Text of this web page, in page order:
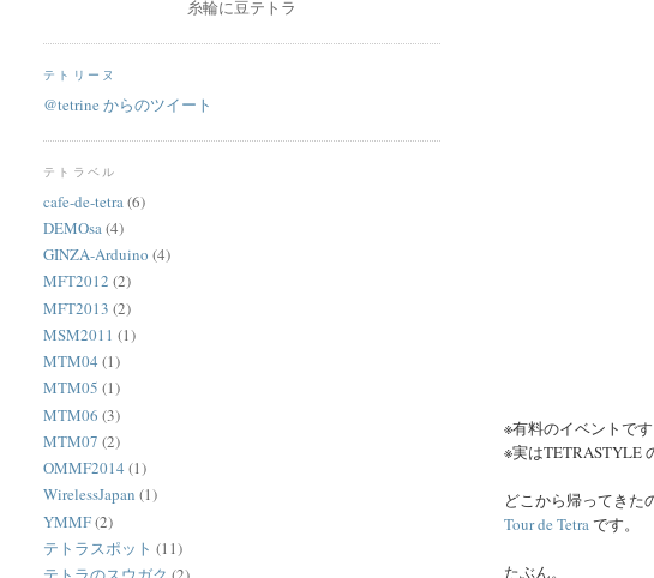
※有料のイベントで
※実はTETRASTYLE
どこから帰ってきた
Tour de Tetraです。
たぶん。
糸輪に豆テトラ
テトリーヌ
@tetrine からのツイート
テトラベル
cafe-de-tetra(6)
DEMOsa(4)
GINZA-Arduino (4)
MFT2012 (2)
MFT2013 (2)
MSM2011 (1)
MTM04 (1)
MTM05 (1)
MTM06 (3)
MTM07 (2)
OMMF2014 (1)
WirelessJapan (1)
YMMF(2)
テトラスポット (11)